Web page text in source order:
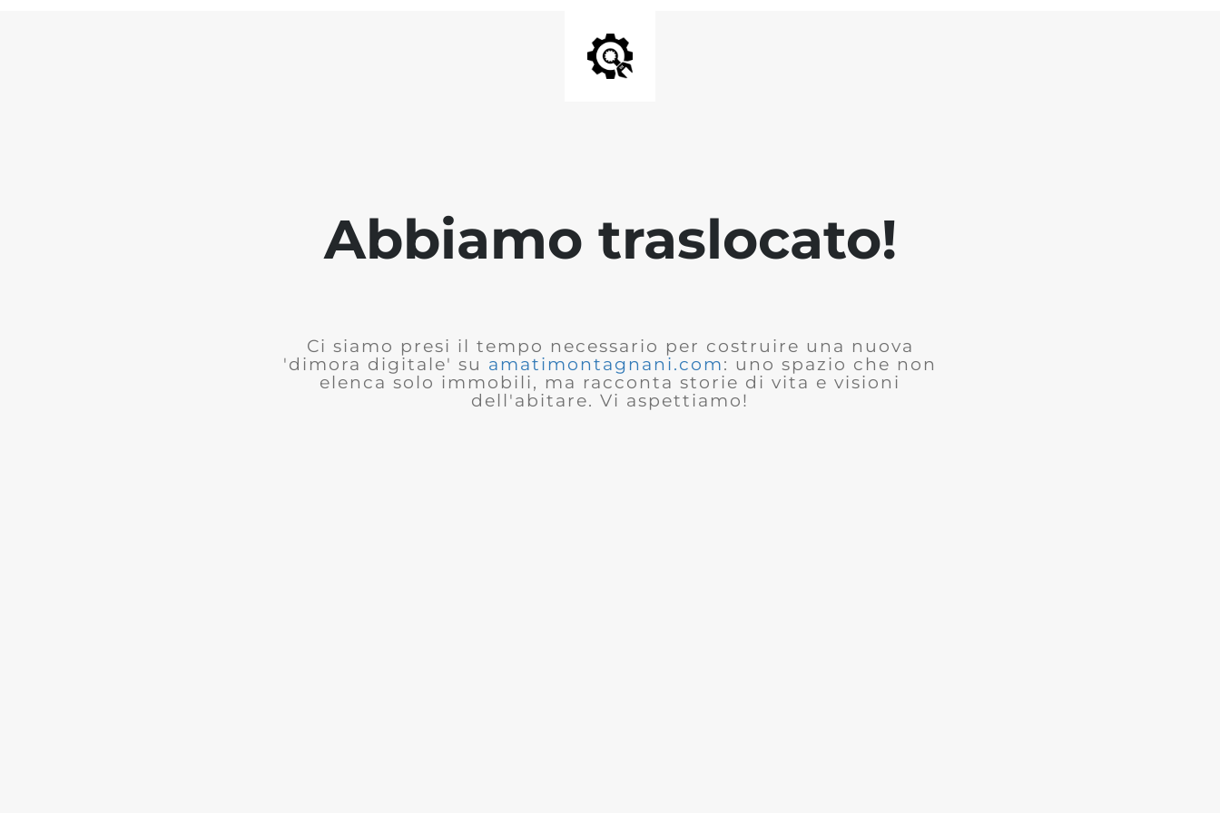
Abbiamo traslocato!
Ci siamo presi il tempo necessario per costruire una nuova
'dimora digitale' su amatimontagnani.com: uno spazio che non
elenca solo immobili, ma racconta storie di vita e visioni
dell'abitare. Vi aspettiamo!